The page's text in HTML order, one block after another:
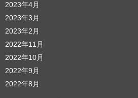
2023年4月
2023年3月
2023年2月
2022年11月
2022年10月
2022年9月
2022年8月